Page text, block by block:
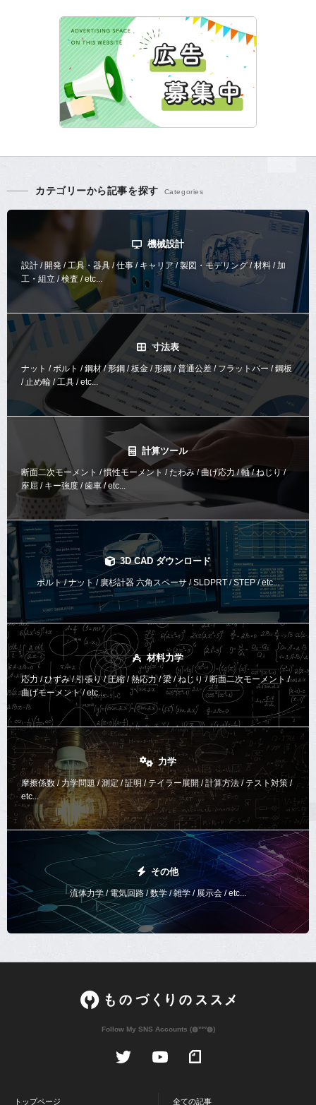
カテゴリーから記事を探す
機械設計
設計 / 開発 / 工具・器具 / 仕事 / キャリア / 製図・モデリング / 材料 / 加
工・組立 / 検査 / etc...
寸法表
ナット / ボルト / 鋼材 / 形鋼 / 板金 / 形鋼 / 普通公差 / フラットバー / 鋼板
/ 止め輪 / 工具 / etc...
計算ツール
断面二次モーメント / 慣性モーメント / たわみ / 曲げ応力 / 軸 / ねじり /
座屈 / キー強度 / 歯車 / etc...
3D CAD ダウンロード
ボルト / ナット / 廣杉計器 六角スペーサ / SLDPRT / STEP / etc...
材料力学
応力 / ひずみ / 引張り / 圧縮 / 熱応力 / 梁 / ねじり / 断面二次モーメント /
曲げモーメント /etc...
力学
摩擦係数 / 力学問題 / 測定 / 証明 / テイラー展開 / 計算方法 /テスト対策 /
etc...
その他
流体力学 / 電気回路 / 数学 / 雑学 / 展示会 / etc...
Follow My SNS Accounts (◍ᐡᐤᐡ◍)
トップページ 全ての記事